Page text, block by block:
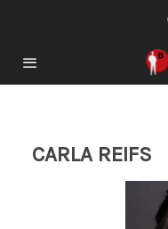
CARLA REIFS